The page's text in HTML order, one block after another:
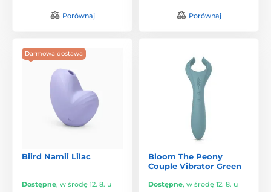
Porównaj Porównaj
Darmowa dostawa
Biird Namii Lilac
Dostępne, w środę 12. 8. u
Bloom The Peony
Couple Vibrator Green
Dostępne, w środę 12. 8. u